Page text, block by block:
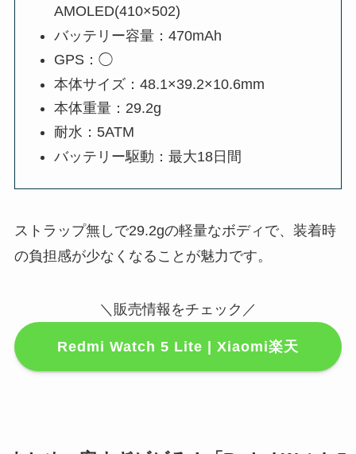
AMOLED(410×502)
バッテリー容量：470mAh
GPS：◯
本体サイズ：48.1×39.2×10.6mm
本体重量：29.2g
耐水：5ATM
バッテリー駆動：最大18日間
ストラップ無しで29.2gの軽量なボディで、装着時
の負担感が少なくなることが魅力です。
＼販売情報をチェック／
Redmi Watch 5 Lite | Xiaomi楽天